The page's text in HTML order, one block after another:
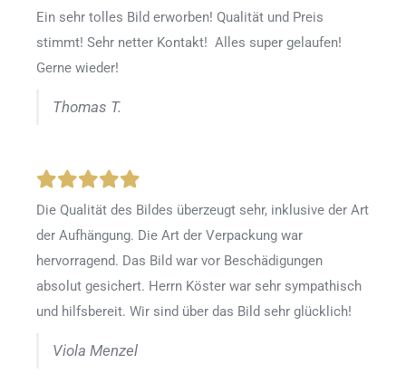
Ein sehr tolles Bild erworben! Qualität und Preis
stimmt! Sehr netter Kontakt! Alles super gelaufen!
Gerne wieder!
Thomas T.
Die Qualität des Bildes überzeugt sehr, inklusive der Art
der Aufhängung. Die Art der Verpackung war
hervorragend. Das Bild war vor Beschädigungen
absolut gesichert. Herrn Köster war sehr sympathisch
und hilfsbereit. Wir sind über das Bild sehr glücklich!
Viola Menzel